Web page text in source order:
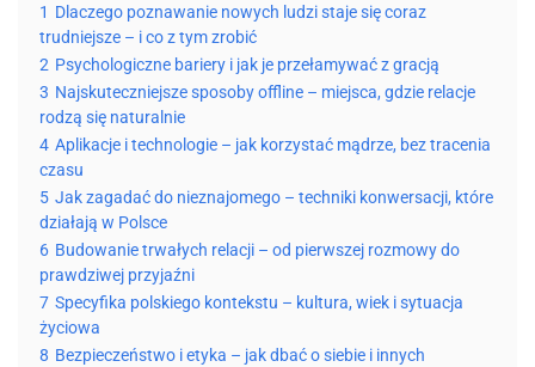
1 Dlaczego poznawanie nowych ludzi staje się coraz
trudniejsze – i co z tym zrobić
2 Psychologiczne bariery i jak je przełamywać z gracją
3 Najskuteczniejsze sposoby offline – miejsca, gdzie relacje
rodzą się naturalnie
4 Aplikacje i technologie – jak korzystać mądrze, bez tracenia
czasu
5 Jak zagadać do nieznajomego – techniki konwersacji, które
działają w Polsce
6 Budowanie trwałych relacji – od pierwszej rozmowy do
prawdziwej przyjaźni
7 Specyfika polskiego kontekstu – kultura, wiek i sytuacja
życiowa
8 Bezpieczeństwo i etyka – jak dbać o siebie i innych